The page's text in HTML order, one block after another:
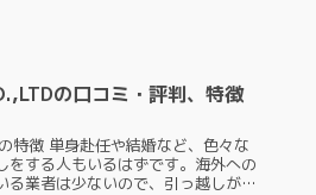
の口コミ・評判、特徴
特徴 単身赴任や結婚など、色々な
をする人もいるはずです。海外への
る業者は少ないので、引っ越しが決